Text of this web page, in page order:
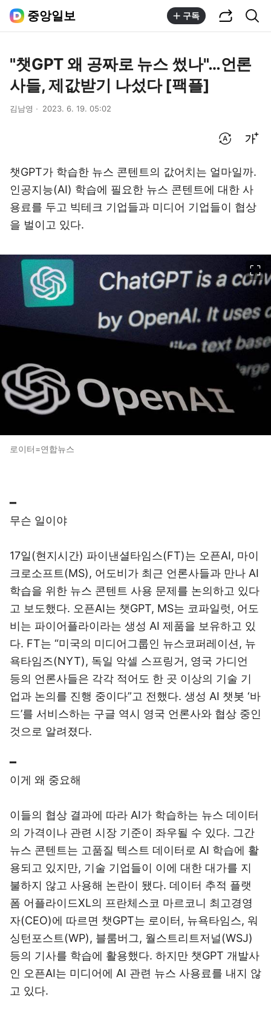
중앙일보 구독
"챗GPT 왜 공짜로 뉴스 썼나"…언론
사들, 제값받기 나섰다 [팩플]
김남영 2023. 6. 19. 05:02
챗GPT가 학습한 뉴스 콘텐트의 값어치는 얼마일까.
인공지능(AI) 학습에 필요한 뉴스 콘텐트에 대한 사
용료를 두고 빅테크 기업들과 미디어 기업들이 협상
을 벌이고 있다.
로이터=연합뉴스
━
무슨 일이야
17일(현지시간) 파이낸셜타임스(FT)는 오픈AI, 마이
크로소프트(MS), 어도비가 최근 언론사들과 만나 AI
학습을 위한 뉴스 콘텐트 사용 문제를 논의하고 있다
고 보도했다. 오픈AI는 챗GPT, MS는 코파일럿, 어도
비는 파이어플라이라는 생성 AI 제품을 보유하고 있
다. FT는 “미국의 미디어그룹인 뉴스코퍼레이션, 뉴
욕타임즈(NYT), 독일 악셀 스프링거, 영국 가디언
등의 언론사들은 각각 적어도 한 곳 이상의 기술 기
업과 논의를 진행 중이다”고 전했다. 생성 AI 챗봇 ‘바
드’를 서비스하는 구글 역시 영국 언론사와 협상 중인
것으로 알려졌다.
━
이게 왜 중요해
이들의 협상 결과에 따라 AI가 학습하는 뉴스 데이터
의 가격이나 관련 시장 기준이 좌우될 수 있다. 그간
뉴스 콘텐트는 고품질 텍스트 데이터로 AI 학습에 활
용되고 있지만, 기술 기업들이 이에 대한 대가를 지
불하지 않고 사용해 논란이 됐다. 데이터 추적 플랫
폼 어플라이드XL의 프란체스코 마르코니 최고경영
자(CEO)에 따르면 챗GPT는 로이터, 뉴욕타임스, 워
싱턴포스트(WP), 블룸버그, 월스트리트저널(WSJ)
등의 기사를 학습에 활용했다. 하지만 챗GPT 개발사
인 오픈AI는 미디어에 AI 관련 뉴스 사용료를 내지 않
고 있다.